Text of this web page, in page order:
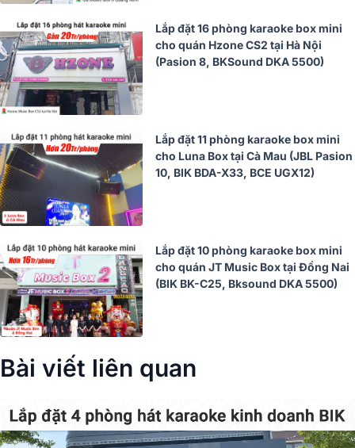
Lắp đặt 16 phòng karaoke box mini
cho quán Hzone CS2 tại Hà Nội
(Pasion 8, BKSound DKA 5500)
Lắp đặt 11 phòng karaoke box mini
cho Luna Box tại Cà Mau (JBL Pasion
10, BIK BDA-X33, BCE UGX12)
Lắp đặt 10 phòng karaoke box mini
cho quán JT Music Box tại Đồng Nai
(BIK BK-C25, Bksound DKA 5500)
Bài viết liên quan